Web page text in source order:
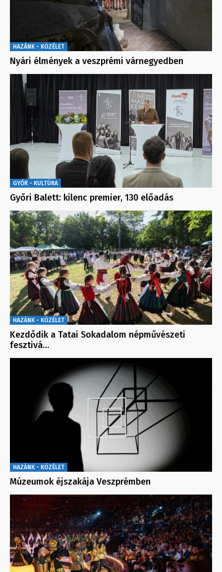
HAZÁNK - KÖZÉLET
Nyári élmények a veszprémi várnegyedben
GYŐR - KULTÚRA
Győri Balett: kilenc premier, 130 előadás
HAZÁNK - KÖZÉLET
Kezdődik a Tatai Sokadalom népművészeti
fesztivá…
HAZÁNK - KÖZÉLET
Múzeumok éjszakája Veszprémben